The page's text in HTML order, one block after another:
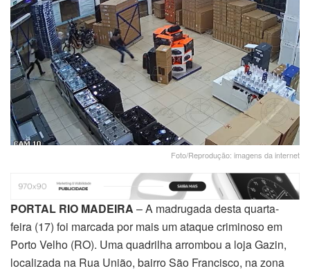
Foto/Reprodução: imagens da internet
PORTAL RIO MADEIRA – A madrugada desta quarta-
feira (17) foi marcada por mais um ataque criminoso em
Porto Velho (RO). Uma quadrilha arrombou a loja Gazin,
localizada na Rua União, bairro São Francisco, na zona